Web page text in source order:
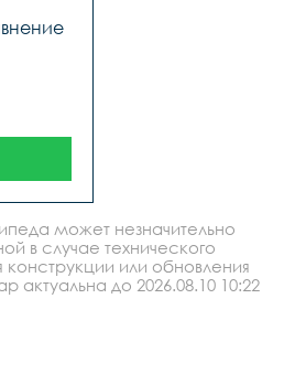
может незначительно
в случае технического
или обновления
актуальна до 2026.08.10 10:22